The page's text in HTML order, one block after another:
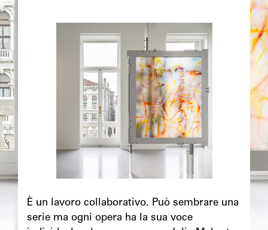
È un lavoro collaborativo. Può sembrare una
serie ma ogni opera ha la sua voce